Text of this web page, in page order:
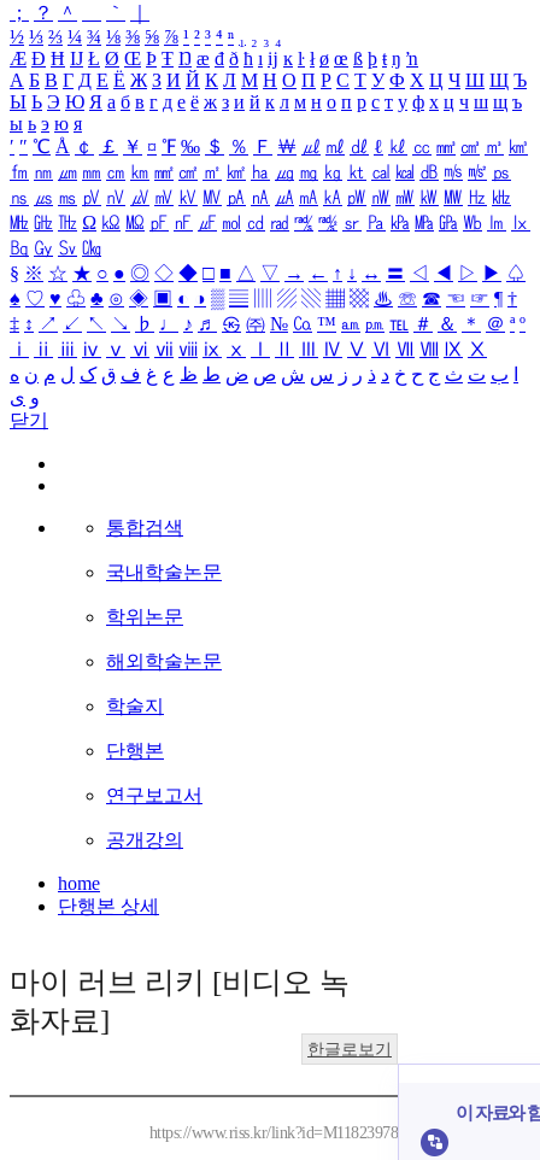
；
？ ＾ ｀
½ ⅓ ⅔ ¼ ¾ ⅛ ⅜ ⅝ ⅞ ¹ ² ³ ⁴ ⁿ ₁ ₂ ₃ ₄
Æ Ð Ħ Ĳ Ł Ø Œ Þ Ŧ Ŋ æ đ ð ħ ı ĳ ĸ ŀ ł ø œ ß þ ŧ ŋ ŉ
А Б В Г Д Е Ё Ж З И Й К Л М Н О П Р С Т У Ф Х Ц Ч Ш Щ Ъ
Ы Ь Э Ю Я а б в г д е ё ж з и й к л м н о п р с т у ф х ц ч ш щ ъ
ы ь э ю я
′ ″ ℃ Å ￠ ￡ ￥ ¤ ℉ ‰ ＄ ％ Ｆ ￦ ㎕ ㎖ ㎗ ℓ ㎘ ㏄ ㎣ ㎤ ㎥ ㎦
㎙ ㎚ ㎛ ㎜ ㎝ ㎞ ㎟ ㎠ ㎡ ㎢ ㏊ ㎍ ㎎ ㎏ ㏏ ㎈ ㎉ ㏈ ㎧ ㎨ ㎰
㎱ ㎲ ㎳ ㎴ ㎵ ㎶ ㎷ ㎸ ㎹ ㎀ ㎁ ㎂ ㎃ ㎄ ㎺ ㎻ ㎽ ㎾ ㎿ ㎐ ㎑
㎒ ㎓ ㎔ Ω ㏀ ㏁ ㎊ ㎋ ㎌ ㏖ ㏅ ㎭ ㎮ ㎯ ㏛ ㎩ ㎪ ㎫ ㎬ ㏝ ㏐
㏓
㏃ ㏉ ㏜ ㏆
§ ※ ☆ ★ ○ ● ◎ ◇ ◆ □ ■ △ ▽ → ← ↑ ↓ ↔ 〓 ◁ ◀ ▷ ▶ ♤
♠ ♡ ♥ ♧ ♣ ⊙ ◈ ▣ ◐ ◑ ▒ ▤ ▨ ▧ ▦ ▩ ♨ ☏ ☎ ☜ ☞ ¶ †
‡ ↕ ↗ ↙ ↖ ↘ ♭ ♩ ♪ ♬ ㉿ ㈜ № ㏇ ™ ㏂ ㏘ ℡ ＃ ＆ ＊ ＠ ª º
ⅰ
ⅱ ⅲ ⅳ ⅴ ⅵ ⅶ ⅷ ⅸ ⅹ Ⅳ Ⅴ Ⅵ Ⅶ Ⅷ Ⅸ Ⅹ
ب ت ث ج ح خ د ذ ر ز س ش ص ض ط ظ ع غ ف ق ک ل م ن ه
و ی
닫기
통합검색
국내학술논문
학위논문
해외학술논문
학술지
단행본
연구보고서
공개강의
home
단행본 상세
마이 러브 리키 [비디오 녹
화자료]
한글로보기
https://www.riss.kr/link?id=M11823978
이 자료와